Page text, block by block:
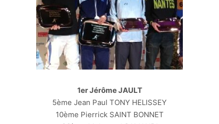
1er Jérôme JAULT
5ème Jean Paul TONY HELISSEY
10ème Pierrick SAINT BONNET